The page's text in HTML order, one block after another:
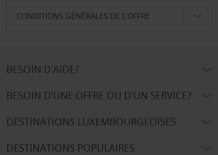
CONDITIONS GÉNÉRALES DE L’OFFRE
BESOIN D'AIDE?
BESOIN D'UNE OFFRE OU D'UN SERVICE?
DESTINATIONS LUXEMBOURGEOISES
DESTINATIONS POPULAIRES